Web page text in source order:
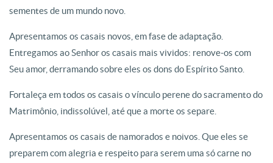
sementes de um mundo novo.
Apresentamos os casais novos, em fase de adaptação.
Entregamos ao Senhor os casais mais vividos: renove-os com
Seu amor, derramando sobre eles os dons do Espírito Santo.
Fortaleça em todos os casais o vínculo perene do sacramento do
Matrimônio, indissolúvel, até que a morte os separe.
Apresentamos os casais de namorados e noivos. Que eles se
preparem com alegria e respeito para serem uma só carne no